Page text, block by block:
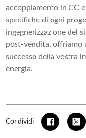
accoppiamento in CC
specifiche di ogni
ingegnerizzazione del
post-vendita, offriamo
successo della vostra
energia.
Condividi